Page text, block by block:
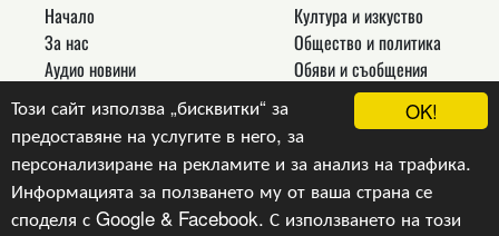
OK!
Този сайт използва „бисквитки“ за
предоставяне на услугите в него, за
персонализиране на рекламите и за анализ на трафика.
Информацията за ползването му от ваша страна се
споделя с Google & Facebook. С използването на този
Начало
За нас
Аудио новини
Реклама
Връзки
Контакти
Култура и изкуство
Общество и политика
Обяви и съобщения
Новини
Други